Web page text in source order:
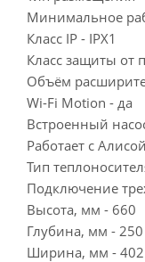
Минимальное
Класс IP - IPX1
Класс защиты от
Объём
Wi-Fi Motion - да
Встроенный
Работает с
Тип
Подключение
Высота, мм - 660
Глубина, мм - 250
Ширина, мм - 402